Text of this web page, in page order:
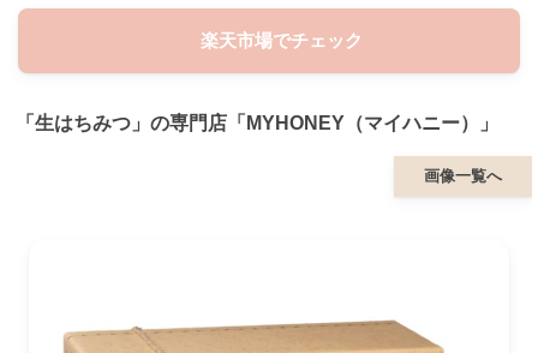
楽天市場でチェック
「生はちみつ」の専門店「MYHONEY（マイハニー）」
画像一覧へ